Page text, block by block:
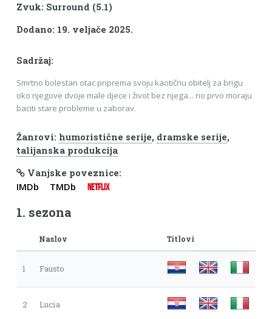
Zvuk: Surround (5.1)
Dodano: 19. veljače 2025.
Sadržaj:
Smrtno bolestan otac priprema svoju kaotičnu obitelj za brigu
oko njegove dvoje male djece i život bez njega... no prvo moraju
baciti stare probleme u zaborav.
Žanrovi: humoristične serije, dramske serije,
talijanska produkcija
Vanjske poveznice:
IMDb TMDb NETFLIX
1. sezona
Naslov Titlovi
1 Fausto
2 Lucia